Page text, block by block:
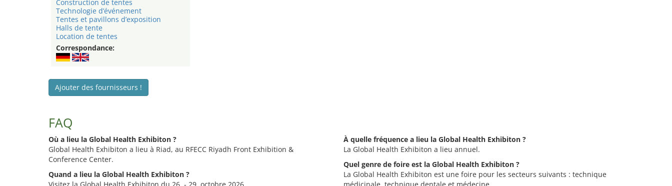
Construction de tentes
Technologie d’événement
Tentes et pavillons d’exposition
Halls de tente
Location de tentes
Correspondance:
Ajouter des fournisseurs !
FAQ
Où a lieu la Global Health Exhibiton ?
Global Health Exhibiton a lieu à Riad, au RFECC Riyadh Front Exhibition &
Conference Center.
Quand a lieu la Global Health Exhibiton ?
À quelle fréquence a lieu la Global Health Exhibiton ?
La Global Health Exhibiton a lieu annuel.
Quel genre de foire est la Global Health Exhibiton ?
La Global Health Exhibiton est une foire pour les secteurs suivants : technique